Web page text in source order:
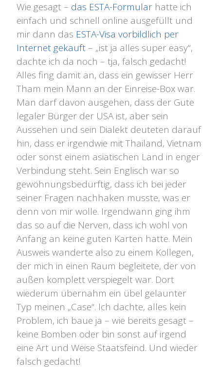
Wie gesagt – das ESTA-Formularhatte ich
einfach und schnell online ausgefüllt und
mir dann das ESTA-Visa vorbildlich per
Internet gekauft– „ist ja alles super easy“,
dachte ich da noch – tja, falsch gedacht!
Alles fing damit an, dass ein gewisser Herr
Tham mein Mann an der Einreise-Box war.
Man darf davon ausgehen, dass der Gute
legaler Bürger der USA ist, aber sein
Aussehen und sein Dialekt deuteten darauf
hin, dass er irgendwie mit Thailand, Vietnam
oder sonst einem asiatischen Land in enger
Verbindung steht. Sein Englisch war so
gewöhnungsbedürftig, dass ich bei jeder
seiner Fragen nachhaken musste, was er
denn von mir wolle. Irgendwann ging ihm
das so auf die Nerven, dass ich wohl von
Anfang an keine guten Karten hatte. Mein
Ausweis wanderte also zu einem Kollegen,
der mich in einen Raum begleitete, der von
außen komplett verspiegelt war. Dort
wiederum übernahm ein übel gelaunter
Typ meinen „Case“. Ich dachte, alles kein
Problem, ich baue ja – wie bereits gesagt –
keine Bomben oder bin sonst auf irgend
eine Art und Weise Staatsfeind. Und wieder
falsch gedacht!